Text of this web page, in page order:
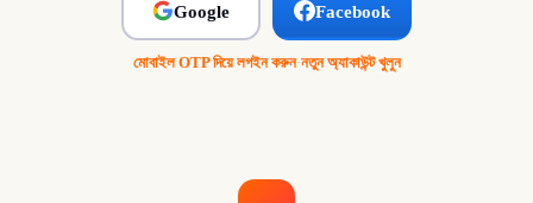
Google Facebook
মোবাইল OTP দিয়ে লগইন করুন·নতুন অ্যাকাউন্ট খুলুন